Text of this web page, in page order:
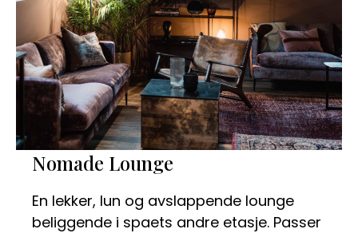
Nomade Lounge
En lekker, lun og avslappende lounge
beliggende i spaets andre etasje. Passer